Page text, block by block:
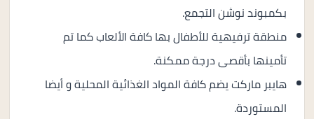
بكمبوند نوشن التجمع.
منطقة ترفيهية للأطفال بها كافة الألعاب كما تم
تأمينها بأقصى درجة ممكنة.
هايبر ماركت يضم كافة المواد الغذائية المحلية و أيضا
المستوردة.